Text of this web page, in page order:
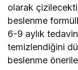
olarak
beslenme
6-9 aylık
temizlendiğini
beslenme